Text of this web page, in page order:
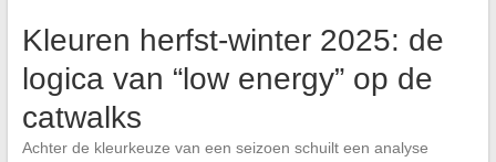
Kleuren herfst-winter 2025: de
logica van “low energy” op de
catwalks
Achter de kleurkeuze van een seizoen schuilt een analyse